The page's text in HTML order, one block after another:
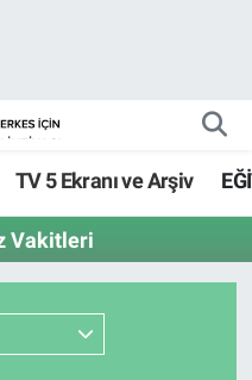
TV 5 Ekranı ve Arşiv
Vakitleri